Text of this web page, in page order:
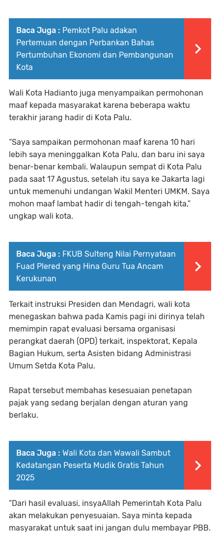
Baca Juga : Pemkot Palu adakan
Pertemuan dengan Perbankan Bahas
Pertumbuhan Ekonomi dan Pembangunan
Kota
Wali Kota Hadianto juga menyampaikan permohonan
maaf kepada masyarakat karena beberapa waktu
terakhir jarang hadir di Kota Palu.
“Saya sampaikan permohonan maaf karena 10 hari
lebih saya meninggalkan Kota Palu, dan baru ini saya
benar-benar kembali. Walaupun sempat di Kota Palu
pada saat 17 Agustus, setelah itu saya ke Jakarta lagi
untuk memenuhi undangan Wakil Menteri UMKM. Saya
mohon maaf lambat hadir di tengah-tengah kita,”
ungkap wali kota.
Baca Juga : FKUB Sulteng Nilai Pernyataan
Fuad Plered yang Hina Guru Tua Ancam
Kerukunan
Terkait instruksi Presiden dan Mendagri, wali kota
menegaskan bahwa pada Kamis pagi ini dirinya telah
memimpin rapat evaluasi bersama organisasi
perangkat daerah (OPD) terkait, inspektorat, Kepala
Bagian Hukum, serta Asisten bidang Administrasi
Umum Setda Kota Palu.
Rapat tersebut membahas kesesuaian penetapan
pajak yang sedang berjalan dengan aturan yang
berlaku.
Baca Juga : Wali Kota dan Wawali Sambut
Kedatangan Peserta Mudik Gratis Tahun
2025
“Dari hasil evaluasi, insyaAllah Pemerintah Kota Palu
akan melakukan penyesuaian. Saya minta kepada
masyarakat untuk saat ini jangan dulu membayar PBB.